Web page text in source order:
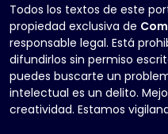
Todos los textos de este
propiedad exclusiva de
responsable legal. Está
difundirlos sin permiso
puedes buscarte un
intelectual es un delito.
creatividad. Estamos